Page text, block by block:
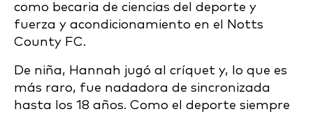
como becaria de ciencias del deporte y
fuerza y acondicionamiento en el Notts
County FC.
De niña, Hannah jugó al críquet y, lo que es
más raro, fue nadadora de sincronizada
hasta los 18 años. Como el deporte siempre